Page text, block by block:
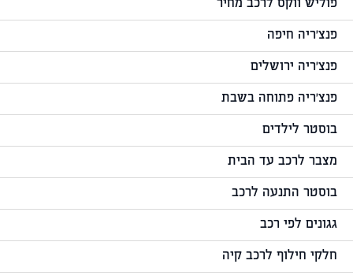
פוליש ווקס לרכב מחיר
פנצ'ריה חיפה
פנצ'ריה ירושלים
פנצ'ריה פתוחה בשבת
בוסטר לילדים
מצבר לרכב עד הבית
בוסטר התנעה לרכב
גגונים לפי רכב
חלקי חילוף לרכב קיה